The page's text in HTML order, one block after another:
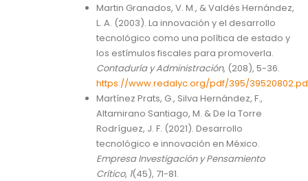
Martin Granados, V. M., & Valdés Hernández,
L. A. (2003). La innovación y el desarrollo
tecnológico como una política de estado y
los estímulos fiscales para promoverla.
Contaduría y Administración, (208), 5-36.
https://www.redalyc.org/pdf/395/
Martínez Prats, G., Silva Hernández, F.,
Altamirano Santiago, M. & De la Torre
Rodríguez, J. F. (2021). Desarrollo
tecnológico e innovación en México.
Empresa Investigación y Pensamiento
Crítico, 1(45), 71-81.